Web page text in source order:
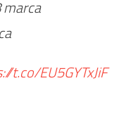
t.co/EU5GYTxJiF